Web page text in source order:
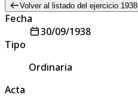
Volver al listado del ejercicio 1938
Fecha
30/09/1938
Tipo
Ordinaria
Acta